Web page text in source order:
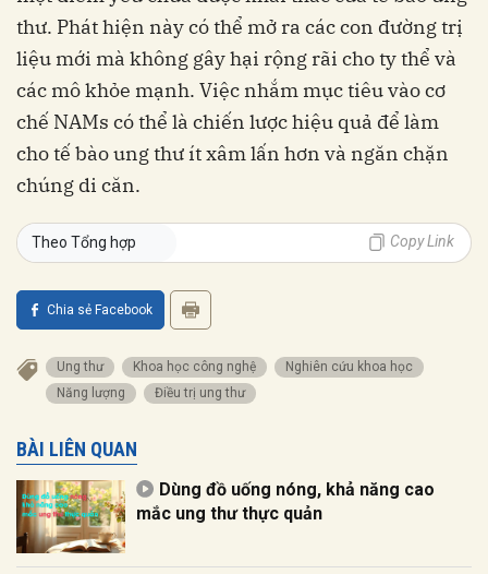
thư. Phát hiện này có thể mở ra các con đường trị
liệu mới mà không gây hại rộng rãi cho ty thể và
các mô khỏe mạnh. Việc nhắm mục tiêu vào cơ
chế NAMs có thể là chiến lược hiệu quả để làm
cho tế bào ung thư ít xâm lấn hơn và ngăn chặn
chúng di căn.
Theo Tổng hợp Copy Link
Chia sẻ Facebook
ung thư khoa học công nghệ
Nghiên cứu khoa học
Năng lượng
điều trị ung thư
BÀI LIÊN QUAN
Dùng đồ uống nóng, khả năng cao
mắc ung thư thực quản